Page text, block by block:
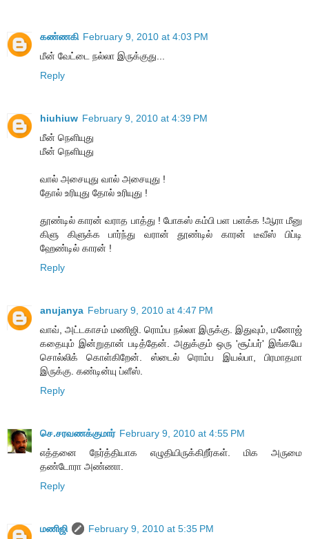
கண்ணகி February 9, 2010 at 4:03 PM
மீன் வேட்டை நல்லா இருக்குது...
Reply
hiuhiuw February 9, 2010 at 4:39 PM
மீன் நெளியுது
மீன் நெளியுது
வால் அசையுது வால் அசையுது !
தோல் உரியுது தோல் உரியுது !
தூண்டில் காரன் வராத பாத்து ! போகஸ் கம்பி பள பளக்க !ஆரா மீனு
கிளு கிளுக்க பார்ந்து வரான் தூண்டில் காரன் டீவீஸ் பிப்டி
ஹேண்டில் காரன் !
Reply
anujanya February 9, 2010 at 4:47 PM
வாவ், அட்டகாசம் மணிஜி. ரொம்ப நல்லா இருக்கு. இதுவும், மனோஜ்
கதையும் இன்றுதான் படித்தேன். அதுக்கும் ஒரு 'சூப்பர்' இங்கயே
சொல்லிக் கொள்கிறேன். ஸ்டைல் ரொம்ப இயல்பா, பிரமாதமா
இருக்கு. கண்டின்யு ப்ளீஸ்.
Reply
செ.சரவணக்குமார் February 9, 2010 at 4:55 PM
எத்தனை நேர்த்தியாக எழுதியிருக்கிறீர்கள். மிக அருமை
தண்டோரா அண்ணா.
Reply
மணிஜி
February 9, 2010 at 5:35 PM